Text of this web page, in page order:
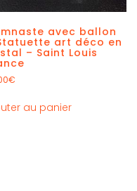
avec ballon
art déco en
– Saint Louis
€
au panier